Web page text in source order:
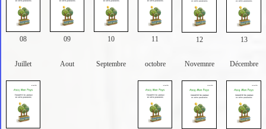
08 09 10 11 12 13
Juillet Aout Septembre octobre Novemnre Décembre